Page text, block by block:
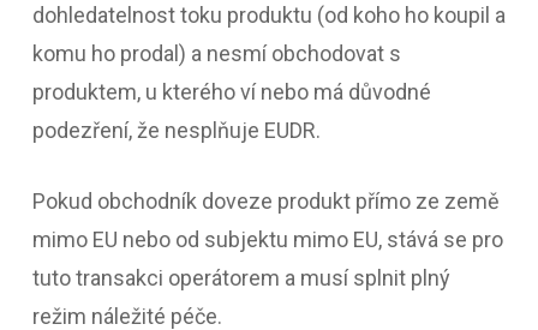
dohledatelnost toku produktu (od koho ho koupil a
komu ho prodal) a nesmí obchodovat s
produktem, u kterého ví nebo má důvodné
podezření, že nesplňuje EUDR.
Pokud obchodník doveze produkt přímo ze země
mimo EU nebo od subjektu mimo EU, stává se pro
tuto transakci operátorem a musí splnit plný
režim náležité péče.